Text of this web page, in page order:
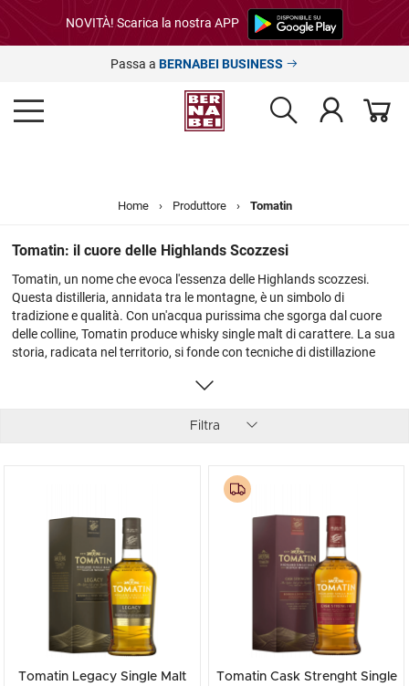
NOVITÀ! Scarica la nostra APP
Passa a BERNABEI BUSINESS
Home › Produttore › Tomatin
Tomatin: il cuore delle Highlands Scozzesi
Tomatin, un nome che evoca l'essenza delle Highlands scozzesi.
Questa distilleria, annidata tra le montagne, è un simbolo di
tradizione e qualità. Con un'acqua purissima che sgorga dal cuore
delle colline, Tomatin produce whisky single malt di carattere. La sua
storia, radicata nel territorio, si fonde con tecniche di distillazione
fruttato e morbido alle edizioni limitate, Tomatin offre un viaggio tra i
Filtra
Tomatin Legacy Single Malt
Tomatin Cask Strenght Single